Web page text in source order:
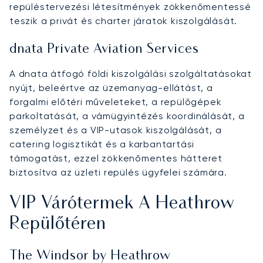
repüléstervezési létesítmények zökkenőmentessé
teszik a privát és charter járatok kiszolgálását.
dnata Private Aviation Services
A dnata átfogó földi kiszolgálási szolgáltatásokat
nyújt, beleértve az üzemanyag-ellátást, a
forgalmi előtéri műveleteket, a repülőgépek
parkoltatását, a vámügyintézés koordinálását, a
személyzet és a VIP-utasok kiszolgálását, a
catering logisztikát és a karbantartási
támogatást, ezzel zökkenőmentes hátteret
biztosítva az üzleti repülés ügyfelei számára.
VIP Várótermek A Heathrow
Repülőtéren
The Windsor by Heathrow